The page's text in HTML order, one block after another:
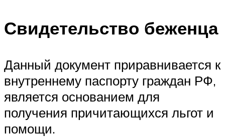
Свидетельство беженца
Данный документ приравнивается к
внутреннему паспорту граждан РФ,
является основанием для
получения причитающихся льгот и
помощи.